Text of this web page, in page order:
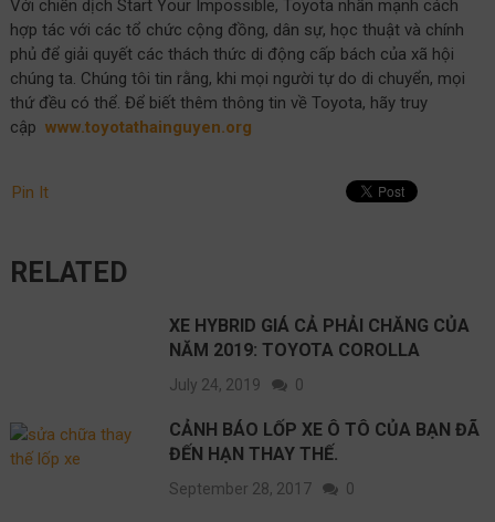
Với chiến dịch Start Your Impossible, Toyota nhấn mạnh cách
hợp tác với các tổ chức cộng đồng, dân sự, học thuật và chính
phủ để giải quyết các thách thức di động cấp bách của xã hội
chúng ta. Chúng tôi tin rằng, khi mọi người tự do di chuyển, mọi
thứ đều có thể. Để biết thêm thông tin về Toyota, hãy truy
cập www.toyotathainguyen.org
Pin It
RELATED
XE HYBRID GIÁ CẢ PHẢI CHĂNG CỦA
NĂM 2019: TOYOTA COROLLA
July 24, 2019 0
CẢNH BÁO LỐP XE Ô TÔ CỦA BẠN ĐÃ
ĐẾN HẠN THAY THẾ.
September 28, 2017 0